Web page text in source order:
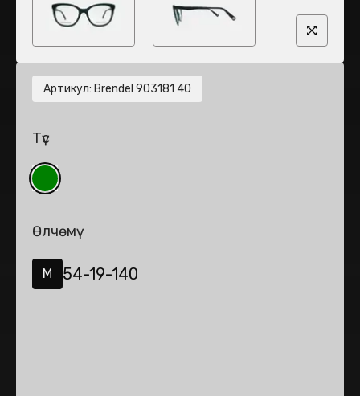
Артикул: Brendel 903181 40
Түс
Өлчөмү
M 54-19-140